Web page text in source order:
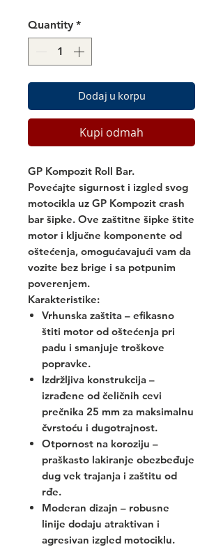
Quantity *
Dodaj u korpu
Kupi odmah
GP Kompozit Roll Bar.
Povećajte sigurnost i izgled svog
motocikla uz GP Kompozit crash
bar šipke. Ove zaštitne šipke štite
motor i ključne komponente od
oštećenja, omogućavajući vam da
vozite bez brige i sa potpunim
poverenjem.
Karakteristike:
Vrhunska zaštita – efikasno
štiti motor od oštećenja pri
padu i smanjuje troškove
popravke.
Izdržljiva konstrukcija –
izrađene od čeličnih cevi
prečnika 25 mm za maksimalnu
čvrstoću i dugotrajnost.
Otpornost na koroziju –
praškasto lakiranje obezbeđuje
dug vek trajanja i zaštitu od
rđe.
Moderan dizajn – robusne
linije dodaju atraktivan i
agresivan izgled motociklu.